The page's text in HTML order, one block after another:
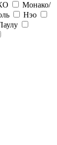
Монако/
Нэо